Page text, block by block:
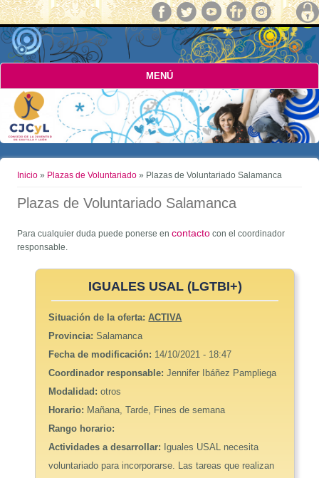
MENÚ
Usted está aquí
Inicio » Plazas de Voluntariado » Plazas de Voluntariado Salamanca
Plazas de Voluntariado Salamanca
Para cualquier duda puede ponerse encontacto con el coordinador
responsable.
IGUALES USAL (LGTBI+)
Situación de la oferta:ACTIVA
Provincia:Salamanca
Fecha de modificación: 14/10/2021 - 18:47
Coordinador responsable:Jennifer Ibáñez Pampliega
Modalidad:otros
Horario: Mañana, Tarde, Fines de semana
Rango horario:
Actividades a desarrollar: Iguales USAL necesita
voluntariado para incorporarse. Las tareas que realizan